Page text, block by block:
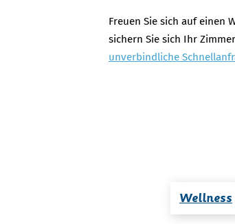
Freuen Sie sich auf einen
sichern Sie sich Ihr
unverbindliche
Wellness